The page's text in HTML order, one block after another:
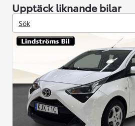
Upptäck liknande bilar
Sök